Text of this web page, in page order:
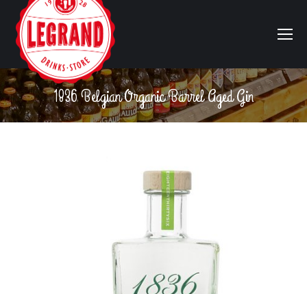
1836 Belgian Organic Barrel Aged Gin
Vous êtes ici :